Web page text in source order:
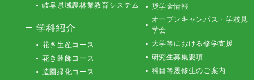
岐阜県域農林業教育システム
学科紹介
花き生産コース
花き装飾コース
造園緑化コース
奨学金情報
オープンキャンパス・学校見
学会
大学等における修学支援
研究生募集要項
科目等履修生のご案内